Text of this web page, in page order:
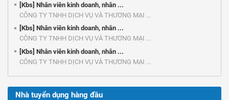
[Kbs] Nhân viên kinh doanh, nhân ...
CÔNG TY TNHH DỊCH VỤ VÀ THƯƠNG MẠI ...
[Kbs] Nhân viên kinh doanh, nhân ...
CÔNG TY TNHH DỊCH VỤ VÀ THƯƠNG MẠI ...
[Kbs] Nhân viên kinh doanh, nhân ...
CÔNG TY TNHH DỊCH VỤ VÀ THƯƠNG MẠI ...
Nhà tuyển dụng hàng đầu